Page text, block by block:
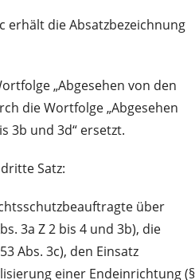
erhält die Absatzbezeichnung
„Abgesehen von den
die Wortfolge „Abgesehen
3b und 3d“ ersetzt.
Satz:
über
3a Z 2 bis 4 und 3b), die
Abs. 3c), den Einsatz
einer Endeinrichtung (§